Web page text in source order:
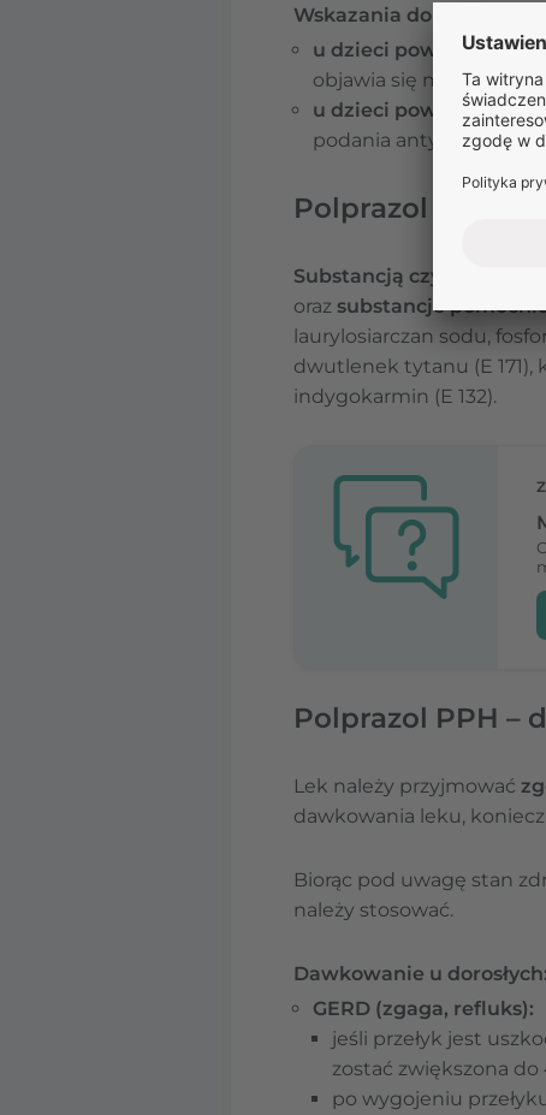
Wskazania do
u dzieci powyżej 1. roku
objawia się m.in.
u dzieci powyżej 4.
podania antybiotyków.
Polprazol PPH –
Substancją czynną
oraz substancje
laurylosiarczan sodu,
dwutlenek tytanu (E 171),
indygokarmin (E 132).
Polprazol PPH –
Lek należy przyjmować
dawkowania leku,
Biorąc pod uwagę stan
należy stosować.
Dawkowanie u dorosłych:
GERD (zgaga, refluks):
jeśli przełyk jest
zostać zwiększona
po wygojeniu